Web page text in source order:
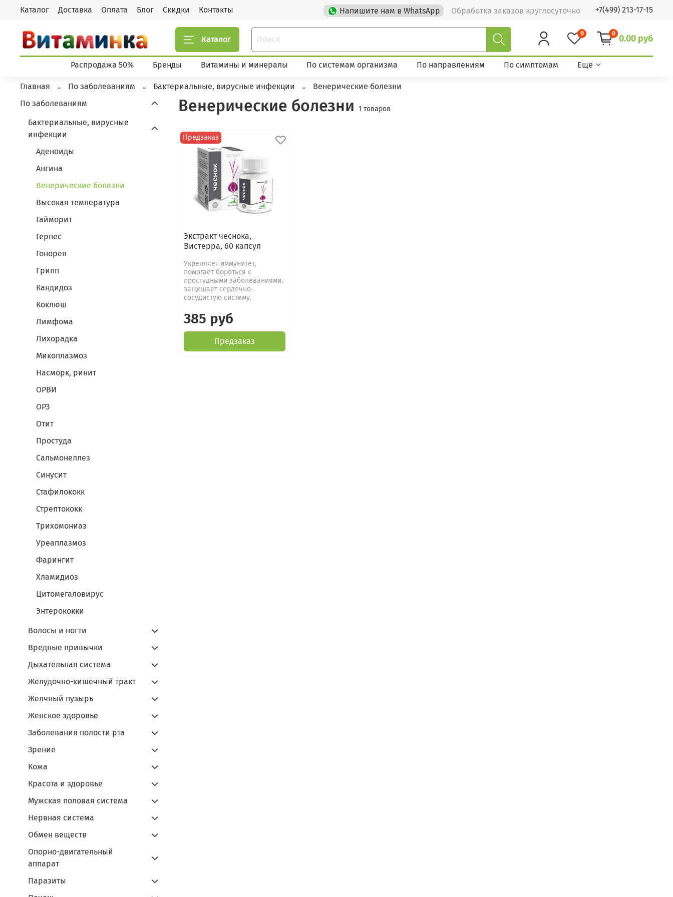
Каталог Доставка Оплата Блог Скидки Контакты Напишите нам в WhatsApp Обработка заказов круглосуточно +7(499) 213-17-15
Каталог
0 0 0.00 руб
Распродажа 50% Бренды Витамины и минералы По системам организма По направлениям По симптомам Еще
Главная По заболеваниям Бактериальные, вирусные инфекции Венерические болезни
Венерические болезни 1 товаров
Предзаказ
Экстракт чеснока,
Вистерра, 60 капсул
Укрепляет иммунитет,
помогает бороться с
простудными заболеваниями,
защищает сердечно-
сосудистую систему.
385 руб
Предзаказ
По заболеваниям
Бактериальные, вирусные
инфекции
Аденоиды
Ангина
Венерические болезни
Высокая температура
Гайморит
Герпес
Гонорея
Грипп
Кандидоз
Коклюш
Лимфома
Лихорадка
Микоплазмоз
Насморк, ринит
ОРВИ
ОРЗ
Отит
Простуда
Сальмонеллез
Синусит
Стафилококк
Стрептококк
Трихомониаз
Уреаплазмоз
Фарингит
Хламидиоз
Цитомегаловирус
Энтерококки
Волосы и ногти
Вредные привычки
Дыхательная система
Желудочно-кишечный тракт
Желчный пузырь
Женское здоровье
Заболевания полости рта
Зрение
Кожа
Красота и здоровье
Мужская половая система
Нервная система
Обмен веществ
Опорно-двигательный
аппарат
Паразиты